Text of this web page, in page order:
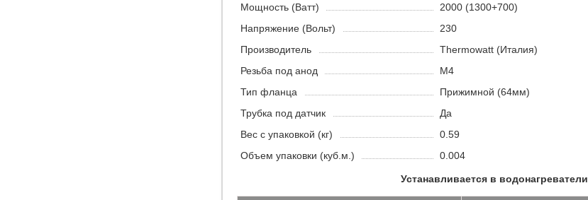
Мощность (Ватт)
2000 (1300+700)
Напряжение (Вольт)
230
Производитель
Thermowatt (Италия)
Резьба под анод
M4
Тип фланца
Прижимной (64мм)
Трубка под датчик
Да
Вес c упаковкой (кг)
0.59
Объем упаковки (куб.м.)
0.004
Устанавливается в водонагреватели